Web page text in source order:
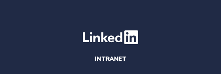
INTRANET